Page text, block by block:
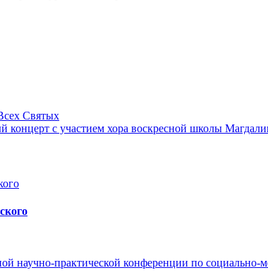
Святых
с участием хора воскресной школы